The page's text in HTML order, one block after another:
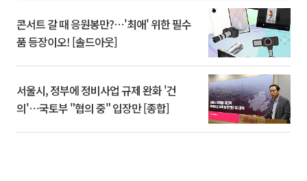
콘서트 갈 때 응원봉만?⋯'최애' 위한 필수
품 등장이오! [솔드아웃]
서울시, 정부에 정비사업 규제 완화 '건
의'⋯국토부 "협의 중" 입장만 [종합]